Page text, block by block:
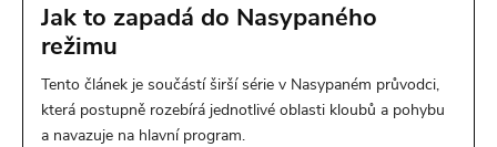
Jak to zapadá do Nasypaného
režimu
Tento článek je součástí širší série v Nasypaném průvodci,
která postupně rozebírá jednotlivé oblasti kloubů a pohybu
a navazuje na hlavní program.